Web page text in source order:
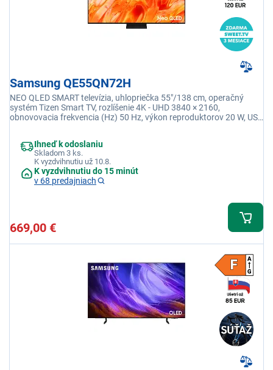
Samsung QE55QN72H
NEO QLED SMART televízia, uhlopriečka 55"/138 cm, operačný
systém Tizen Smart TV, rozlíšenie 4K - UHD 3840 × 2160,
obnovovacia frekvencia (Hz) 50 Hz, výkon reproduktorov 20 W, USB
Ihneď k odoslaniu
Skladom 3 ks.
K vyzdvihnutiu už 10.8.
K vyzdvihnutiu do 15 minút
v 68 predajniach
669,00 €